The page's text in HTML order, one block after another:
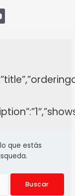
que estás